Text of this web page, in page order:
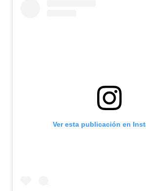
Ver esta publicación en